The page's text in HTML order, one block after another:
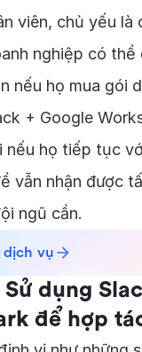
viên, chủ yếu là
nghiệp có thể
nếu họ mua gói
+ Google
nếu họ tiếp tục
vẫn nhận được
ngũ cần.
dịch vụ
dụng
để hợp